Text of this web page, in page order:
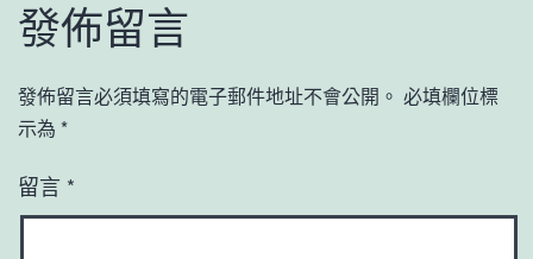
發佈留言
發佈留言必須填寫的電子郵件地址不會公開。 必填欄位標
示為 *
留言 *